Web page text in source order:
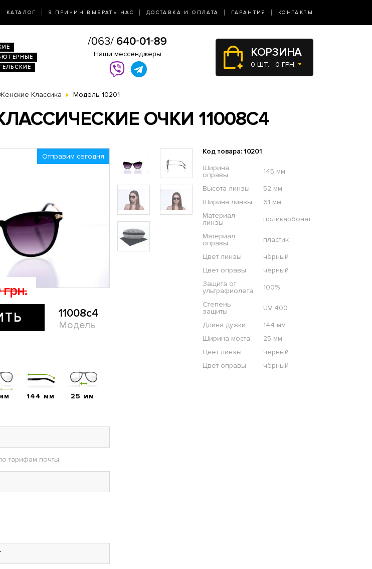
КАТАЛОГ 9 ПРИЧИН ВЫБРАТЬ НАС ДОСТАВКА И ОПЛАТА ГАРАНТИЯ КОНТАКТЫ
Наши мессенджеры КОРЗИНА
0 ШТ. - 0 ГРН.
Классика Модель 10201
ОЧКИ 11008C4
Отправим сегодня
грн.
11008c4
Модель
Код товара: 10201
Ширина
оправы
145 мм
Высота линзы
52 мм
Ширина линзы
61 мм
Материал
линзы
поликарбонат
Материал
оправы
пластик
Цвет линзы
чёрный
Цвет оправы
чёрный
Защита от
ультрафиолета
100%
Степень
защиты
UV 400
Длина дужки
144 мм
Ширина моста
25 мм
Цвет линзы
чёрный
Цвет оправы
чёрный
144 мм 25 мм
тарифам почты